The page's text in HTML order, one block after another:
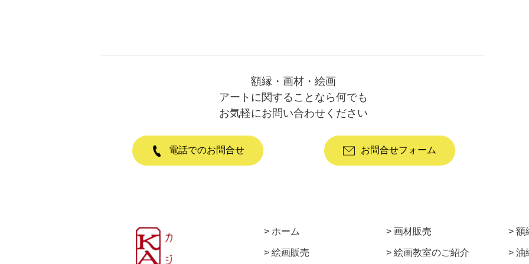
額縁・画材・絵画
アートに関することなら何でも
お気軽にお問い合わせください
電話でのお問合せ お問合せフォーム
ホーム
絵画販売
画材販売
絵画教室のご紹介
額
油